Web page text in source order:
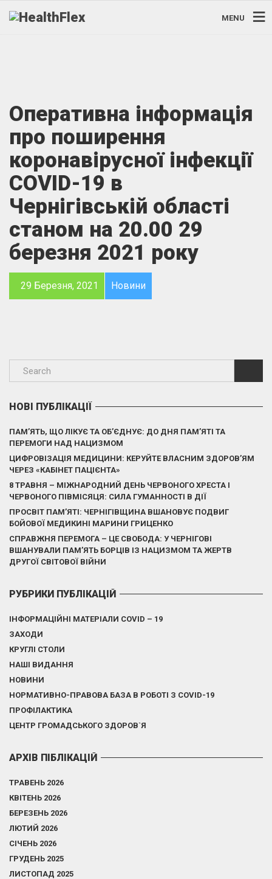
MENU
Оперативна інформація
про поширення
коронавірусної інфекції
COVID-19 в
Чернігівській області
станом на 20.00 29
березня 2021 року
29 Березня, 2021 Новини
НОВІ ПУБЛІКАЦІЇ
ПАМ’ЯТЬ, ЩО ЛІКУЄ ТА ОБ’ЄДНУЄ: ДО ДНЯ ПАМ’ЯТІ ТА
ПЕРЕМОГИ НАД НАЦИЗМОМ
ЦИФРОВІЗАЦІЯ МЕДИЦИНИ: КЕРУЙТЕ ВЛАСНИМ ЗДОРОВ’ЯМ
ЧЕРЕЗ «КАБІНЕТ ПАЦІЄНТА»
8 ТРАВНЯ – МІЖНАРОДНИЙ ДЕНЬ ЧЕРВОНОГО ХРЕСТА І
ЧЕРВОНОГО ПІВМІСЯЦЯ: СИЛА ГУМАННОСТІ В ДІЇ
ПРОСВІТ ПАМ’ЯТІ: ЧЕРНІГІВЩИНА ВШАНОВУЄ ПОДВИГ
БОЙОВОЇ МЕДИКИНІ МАРИНИ ГРИЦЕНКО
СПРАВЖНЯ ПЕРЕМОГА – ЦЕ СВОБОДА: У ЧЕРНІГОВІ
ВШАНУВАЛИ ПАМ’ЯТЬ БОРЦІВ ІЗ НАЦИЗМОМ ТА ЖЕРТВ
ДРУГОЇ СВІТОВОЇ ВІЙНИ
РУБРИКИ ПУБЛІКАЦІЙ
ІНФОРМАЦІЙНІ МАТЕРІАЛИ COVID – 19
ЗАХОДИ
КРУГЛІ СТОЛИ
НАШІ ВИДАННЯ
НОВИНИ
НОРМАТИВНО-ПРАВОВА БАЗА В РОБОТІ З COVID-19
ПРОФІЛАКТИКА
ЦЕНТР ГРОМАДСЬКОГО ЗДОРОВ`Я
АРХІВ ПІБЛІКАЦІЙ
ТРАВЕНЬ 2026
КВІТЕНЬ 2026
БЕРЕЗЕНЬ 2026
ЛЮТИЙ 2026
СІЧЕНЬ 2026
ГРУДЕНЬ 2025
ЛИСТОПАД 2025